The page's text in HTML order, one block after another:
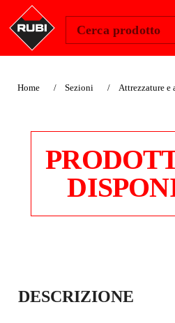
Cerca prodotto
Home Sezioni Attrezzature e
EFFETTO
DESCRIZIONE